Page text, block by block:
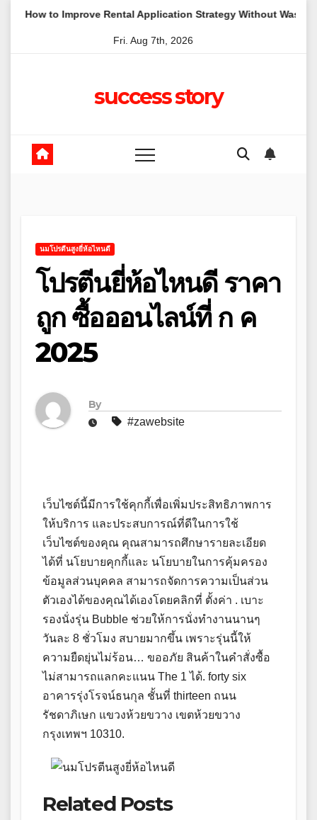
to Improve Rental Application Strategy Without Wasting
Fri. Aug 7th, 2026
success story
นมโปรตีนสูงยี่ห้อไหนดี
โปรตีนยี่ห้อไหนดี ราคา
ถูก ซื้อออนไลน์ที่ ก ค
2025
By
#zawebsite
เว็บไซต์นี้มีการใช้คุกกี้เพื่อเพิ่มประสิทธิภาพการ
ให้บริการ และประสบการณ์ที่ดีในการใช้
เว็บไซต์ของคุณ คุณสามารถศึกษารายละเอียด
ได้ที่ นโยบายคุกกี้และ นโยบายในการคุ้มครอง
ข้อมูลส่วนบุคคล สามารถจัดการความเป็นส่วน
ตัวเองได้ของคุณได้เองโดยคลิกที่ ตั้งค่า . เบาะ
รองนั่งรุ่น Bubble ช่วยให้การนั่งทำงานนานๆ
วันละ 8 ชั่วโมง สบายมากขึ้น เพราะรุ่นนี้ให้
ความยืดยุ่นไม่ร้อน… ขออภัย สินค้าในคำสั่งซื้อ
ไม่สามารถแลกคะแนน The 1 ได้. forty six
อาคารรุ่งโรจน์ธนกุล ชั้นที่ thirteen ถนน
รัชดาภิเษก แขวงห้วยขวาง เขตห้วยขวาง
กรุงเทพฯ 10310.
Related Posts